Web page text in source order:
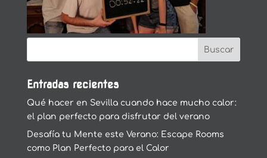
Entradas recientes
Qué hacer en Sevilla cuando hace mucho calor:
el plan perfecto para disfrutar del verano
Desafía tu Mente este Verano: Escape Rooms
como Plan Perfecto para el Calor